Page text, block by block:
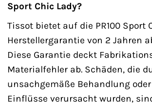
Sport Chic Lady?
Tissot bietet auf die PR100 Sport
Herstellergarantie von 2 Jahren
Diese Garantie deckt
Materialfehler ab. Schäden, die
unsachgemäße Behandlung
Einflüsse verursacht wurden,